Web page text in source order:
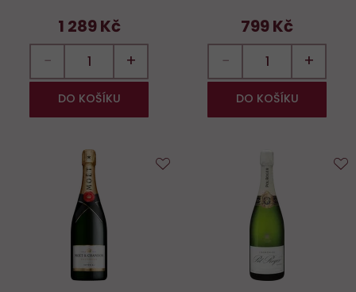
1 289 Kč
− +
DO KOŠÍKU
799 Kč
− +
DO KOŠÍKU